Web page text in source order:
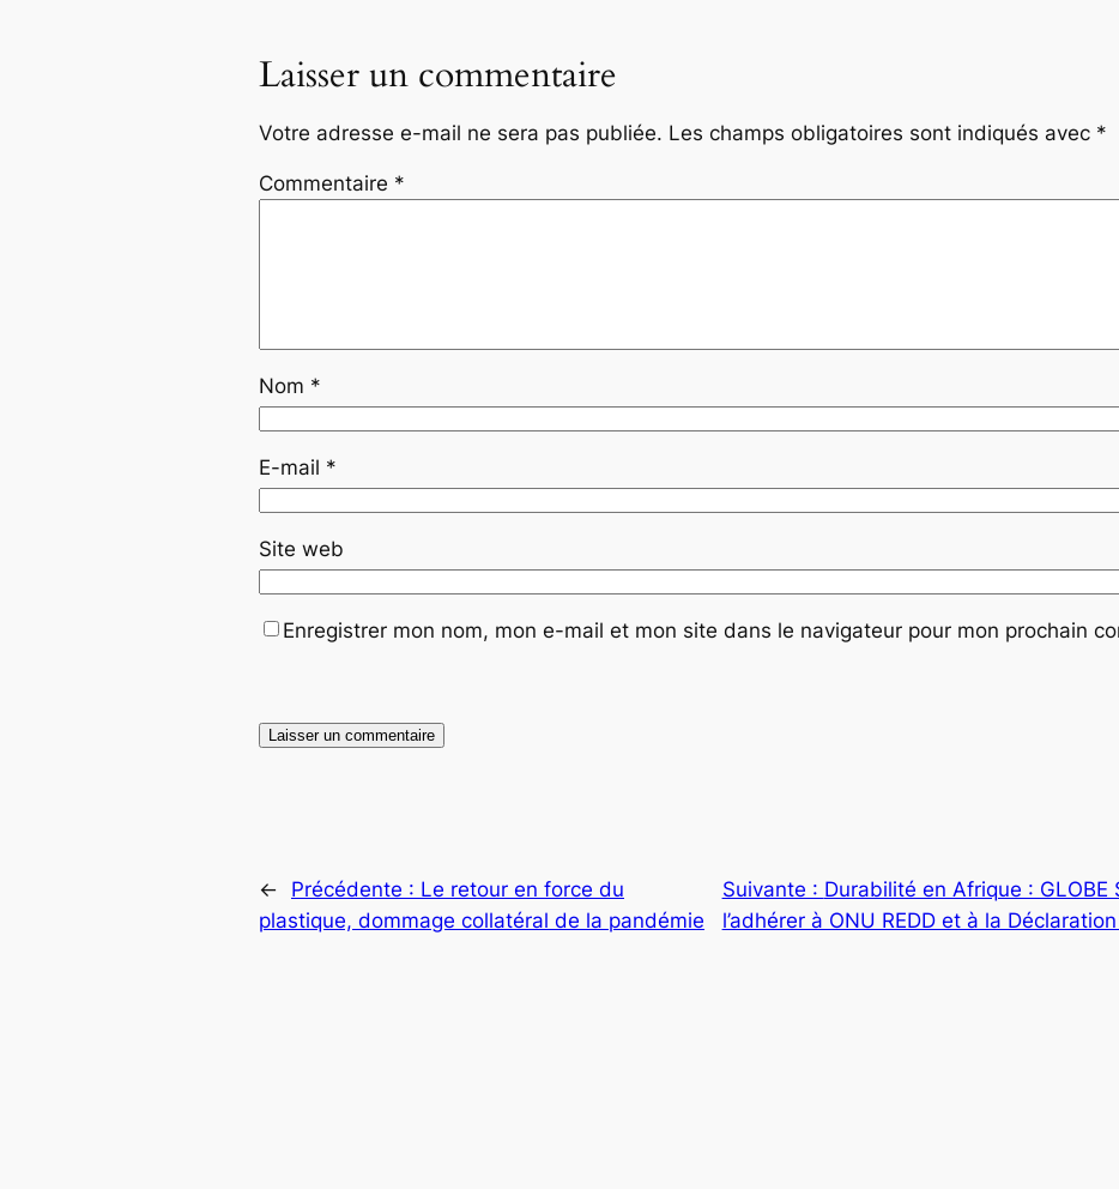
Laisser un commentaire
Votre adresse e-mail ne sera pas publiée. Les champs obligatoires sont indiqués avec *
Commentaire *
Nom *
E-mail *
Site web
Enregistrer mon nom, mon e-mail et mon site dans le navigateur pour mon prochain
← Précédente : Le retour en force du
plastique, dommage collatéral de la pandémie
Suivante : Durabilité en Afrique : GLOBE
l’adhérer à ONU REDD et à la